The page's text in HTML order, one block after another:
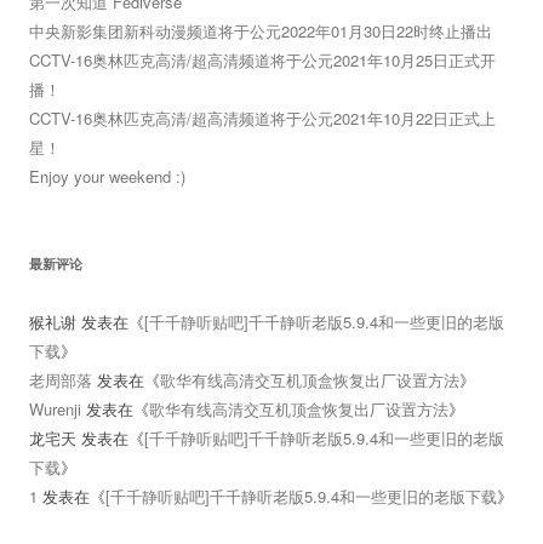
中央新影集团新科动漫频道将于公元2022年01月30日22时终止播出
CCTV-16奥林匹克高清/超高清频道将于公元2021年10月25日正式开
播！
CCTV-16奥林匹克高清/超高清频道将于公元2021年10月22日正式上
星！
Enjoy your weekend :)
最新评论
猴礼谢 发表在《[千千静听贴吧]千千静听老版5.9.4和一些更旧的老版
下载》
老周部落 发表在《歌华有线高清交互机顶盒恢复出厂设置方法》
Wurenji 发表在《歌华有线高清交互机顶盒恢复出厂设置方法》
龙宅天 发表在《[千千静听贴吧]千千静听老版5.9.4和一些更旧的老版
下载》
1 发表在《[千千静听贴吧]千千静听老版5.9.4和一些更旧的老版下载》